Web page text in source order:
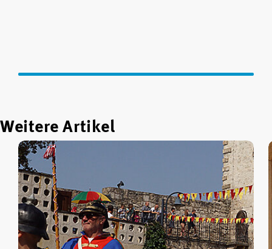
Weitere Artikel